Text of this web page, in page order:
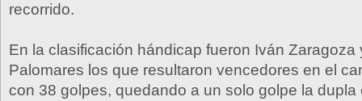
recorrido.
En la clasificación hándicap fueron Iván Zaragoza
Palomares los que resultaron vencedores en el
con 38 golpes, quedando a un solo golpe la dupla